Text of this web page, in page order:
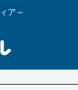
ア～